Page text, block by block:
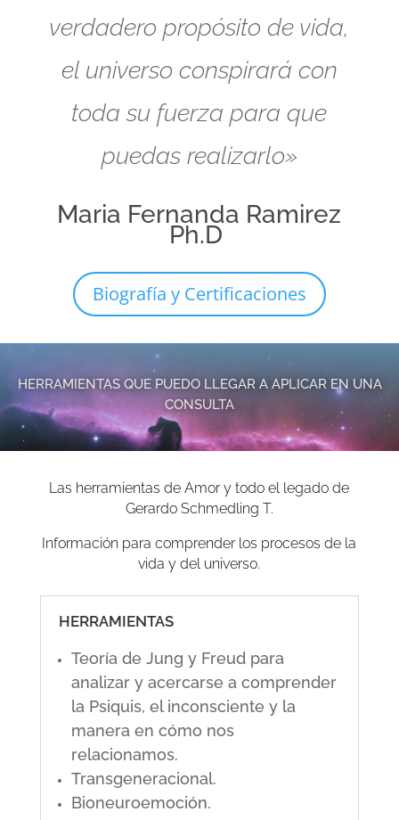
verdadero propósito de vida,
el universo conspirará con
toda su fuerza para que
puedas realizarlo»
Maria Fernanda Ramirez
Ph.D
Biografía y Certificaciones
HERRAMIENTAS QUE PUEDO LLEGAR A APLICAR EN UNA
CONSULTA
Las herramientas de Amor y todo el legado de
Gerardo Schmedling T.
Información para comprender los procesos de la
vida y del universo.
HERRAMIENTAS
Teoría de Jung y Freud para
analizar y acercarse a comprender
la Psiquis, el inconsciente y la
manera en cómo nos
relacionamos.
Transgeneracional.
Bioneuroemoción.